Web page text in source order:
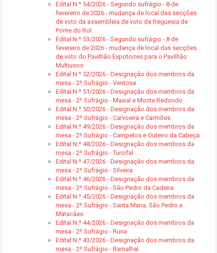
Edital N.º 54/2026 - Segundo sufrágio - 8 de
fevereiro de 2026 - mudança de local das secções
de voto da assembleia de voto da freguesia de
Ponte do Rol
Edital N.º 53/2026 - Segundo sufrágio - 8 de
fevereiro de 2026 - mudança de local das secções
de voto do Pavilhão Expotorres para o Pavilhão
Multiusos
Edital N.º 52/2026 - Designação dos membros da
mesa - 2º Sufrágio - Ventosa
Edital N.º 51/2026 - Designação dos membros da
mesa - 2º Sufrágio - Maxial e Monte Redondo
Edital N.º 50/2026 - Designação dos membros da
mesa - 2º Sufrágio - Carvoeira e Carmões
Edital N.º 49/2026 - Designação dos membros da
mesa - 2º Sufrágio - Campelos e Outeiro da Cabeça
Edital N.º 48/2026 - Designação dos membros da
mesa - 2º Sufrágio - Turcifal
Edital N.º 47/2026 - Designação dos membros da
mesa - 2º Sufrágio - Silveira
Edital N.º 46/2026 - Designação dos membros da
mesa - 2º Sufrágio - São Pedro da Cadeira
Edital N.º 45/2026 - Designação dos membros da
mesa - 2º Sufrágio - Santa Maria, São Pedro e
Matacães
Edital N.º 44/2026 - Designação dos membros da
mesa - 2º Sufrágio - Runa
Edital N.º 43/2026 - Designação dos membros da
mesa - 2º Sufrágio - Ramalhal